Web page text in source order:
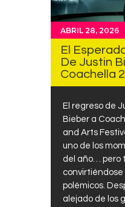
ABRIL 28, 2026
El
De Justin
Coachella
El regreso de
Bieber a
and Arts
uno de los
del año… pero
convirtiéndose
polémicos.
alejado de los